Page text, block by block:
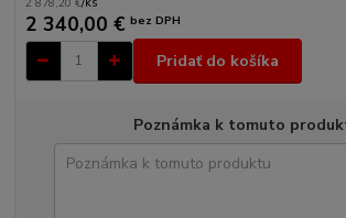
2 340,00 € bez DPH
Pridať do košíka
Poznámka k tomuto